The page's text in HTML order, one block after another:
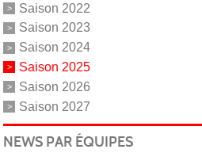
Saison 2022
Saison 2023
Saison 2024
Saison 2025
Saison 2026
Saison 2027
NEWS PAR ÉQUIPES